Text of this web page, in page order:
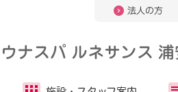
法人の方
ナスパ ルネサンス